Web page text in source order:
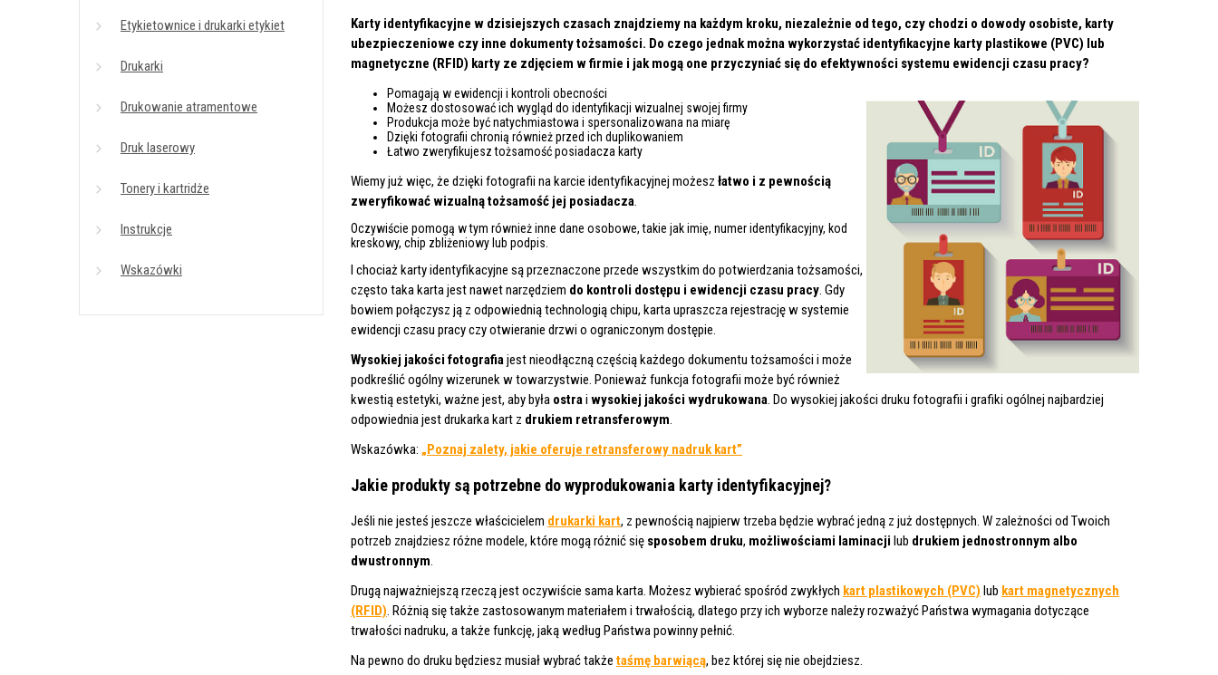
Etykietownice i drukarki etykiet
Drukarki
Drukowanie atramentowe
Druk laserowy
Tonery i kartridże
Instrukcje
Wskazówki
Karty identyfikacyjne w dzisiejszych czasach znajdziemy na każdym kroku, niezależnie od tego, czy chodzi o dowody osobiste, karty
ubezpieczeniowe czy inne dokumenty tożsamości. Do czego jednak można wykorzystać identyfikacyjne karty plastikowe (PVC) lub
magnetyczne (RFID) karty ze zdjęciem w firmie i jak mogą one przyczyniać się do efektywności systemu ewidencji czasu pracy?
Pomagają w ewidencji i kontroli obecności
Możesz dostosować ich wygląd do identyfikacji wizualnej swojej firmy
Produkcja może być natychmiastowa i spersonalizowana na miarę
Dzięki fotografii chronią również przed ich duplikowaniem
Łatwo zweryfikujesz tożsamość posiadacza karty
Wiemy już więc, że dzięki fotografii na karcie identyfikacyjnej możesz łatwo i z pewnością
zweryfikować wizualną tożsamość jej posiadacza.
Oczywiście pomogą w tym również inne dane osobowe, takie jak imię, numer identyfikacyjny, kod
kreskowy, chip zbliżeniowy lub podpis.
I chociaż karty identyfikacyjne są przeznaczone przede wszystkim do potwierdzania tożsamości,
często taka karta jest nawet narzędziem do kontroli dostępu i ewidencji czasu pracy. Gdy
bowiem połączysz ją z odpowiednią technologią chipu, karta upraszcza rejestrację w systemie
ewidencji czasu pracy czy otwieranie drzwi o ograniczonym dostępie.
Wysokiej jakości fotografiajest nieodłączną częścią każdego dokumentu tożsamości i może
podkreślić ogólny wizerunek w towarzystwie. Ponieważ funkcja fotografii może być również
kwestią estetyki, ważne jest, aby była ostrai wysokiej jakości wydrukowana. Do wysokiej jakości druku fotografii i grafiki ogólnej najbardziej
odpowiednia jest drukarka kart z drukiem retransferowym.
Wskazówka: „Poznaj zalety, jakie oferuje retransferowy nadruk kart”
Jakie produkty są potrzebne do wyprodukowania karty identyfikacyjnej?
Jeśli nie jesteś jeszcze właścicielem drukarki kart, z pewnością najpierw trzeba będzie wybrać jedną z już dostępnych. W zależności od Twoich
potrzeb znajdziesz różne modele, które mogą różnić się sposobem druku, możliwościami laminacji lub drukiem jednostronnym albo
dwustronnym.
Drugą najważniejszą rzeczą jest oczywiście sama karta. Możesz wybierać spośród zwykłych kart plastikowych (PVC) lub kart magnetycznych
(RFID). Różnią się także zastosowanym materiałem i trwałością, dlatego przy ich wyborze należy rozważyć Państwa wymagania dotyczące
trwałości nadruku, a także funkcję, jaką według Państwa powinny pełnić.
Na pewno do druku będziesz musiał wybrać także taśmę barwiącą, bez której się nie obejdziesz.